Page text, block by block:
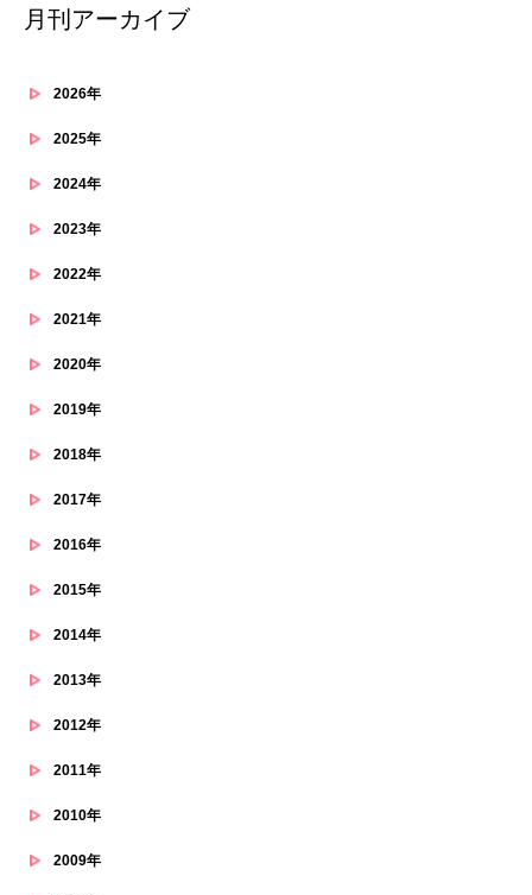
月刊アーカイブ
2026年
2025年
2024年
2023年
2022年
2021年
2020年
2019年
2018年
2017年
2016年
2015年
2014年
2013年
2012年
2011年
2010年
2009年